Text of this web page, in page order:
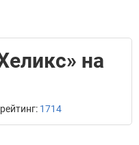
на
1714